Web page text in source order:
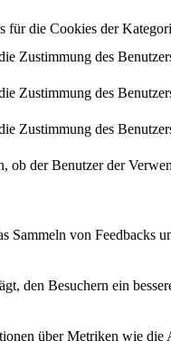
die Cookies der
Zustimmung des
Zustimmung des
Zustimmung des
der Benutzer der
Sammeln von Feedbacks
den Besuchern ein
über Metriken wie die